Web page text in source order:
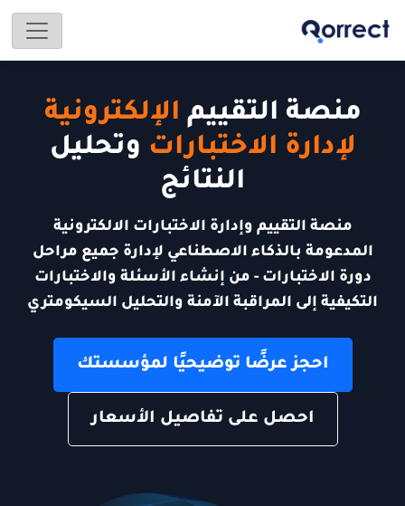
منصة التقييم الإلكترونية
لإدارة الاختبارات وتحليل
النتائج
منصة التقييم وإدارة الاختبارات الالكترونية
المدعومة بالذكاء الاصطناعي لإدارة جميع مراحل
دورة الاختبارات - من إنشاء الأسئلة والاختبارات
التكيفية إلى المراقبة الآمنة والتحليل السيكومتري
احجز عرضًا توضيحيًا لمؤسستك
احصل على تفاصيل الأسعار